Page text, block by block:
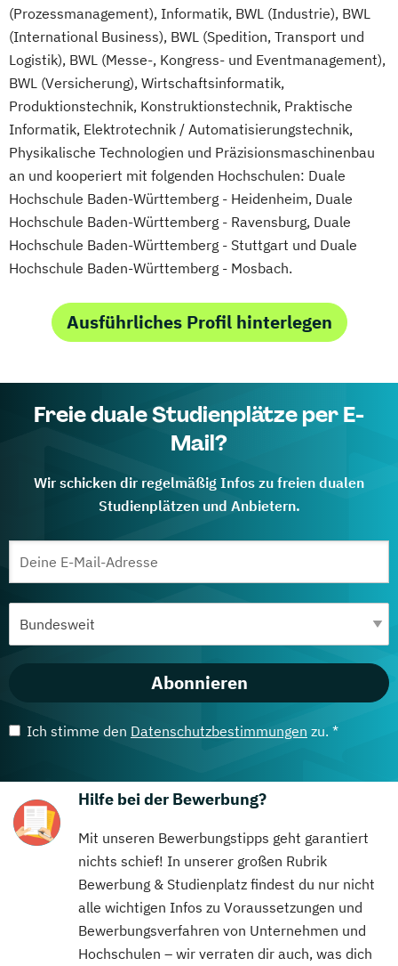
(Prozessmanagement), Informatik, BWL (Industrie), BWL
(International Business), BWL (Spedition, Transport und
Logistik), BWL (Messe-, Kongress- und Eventmanagement),
BWL (Versicherung), Wirtschaftsinformatik,
Produktionstechnik, Konstruktionstechnik, Praktische
Informatik, Elektrotechnik / Automatisierungstechnik,
Physikalische Technologien und Präzisionsmaschinenbau
an und kooperiert mit folgenden Hochschulen: Duale
Hochschule Baden-Württemberg - Heidenheim, Duale
Hochschule Baden-Württemberg - Ravensburg, Duale
Hochschule Baden-Württemberg - Stuttgart und Duale
Hochschule Baden-Württemberg - Mosbach.
Ausführliches Profil hinterlegen
Freie duale Studienplätze per E-
Mail?
Wir schicken dir regelmäßig Infos zu freien dualen
Studienplätzen und Anbietern.
Abonnieren
Ich stimme den Datenschutzbestimmungen zu. *
Hilfe bei der Bewerbung?
Mit unseren Bewerbungstipps geht garantiert
nichts schief! In unserer großen Rubrik
Bewerbung & Studienplatz findest du nur nicht
alle wichtigen Infos zu Voraussetzungen und
Bewerbungsverfahren von Unternehmen und
Hochschulen – wir verraten dir auch, was dich